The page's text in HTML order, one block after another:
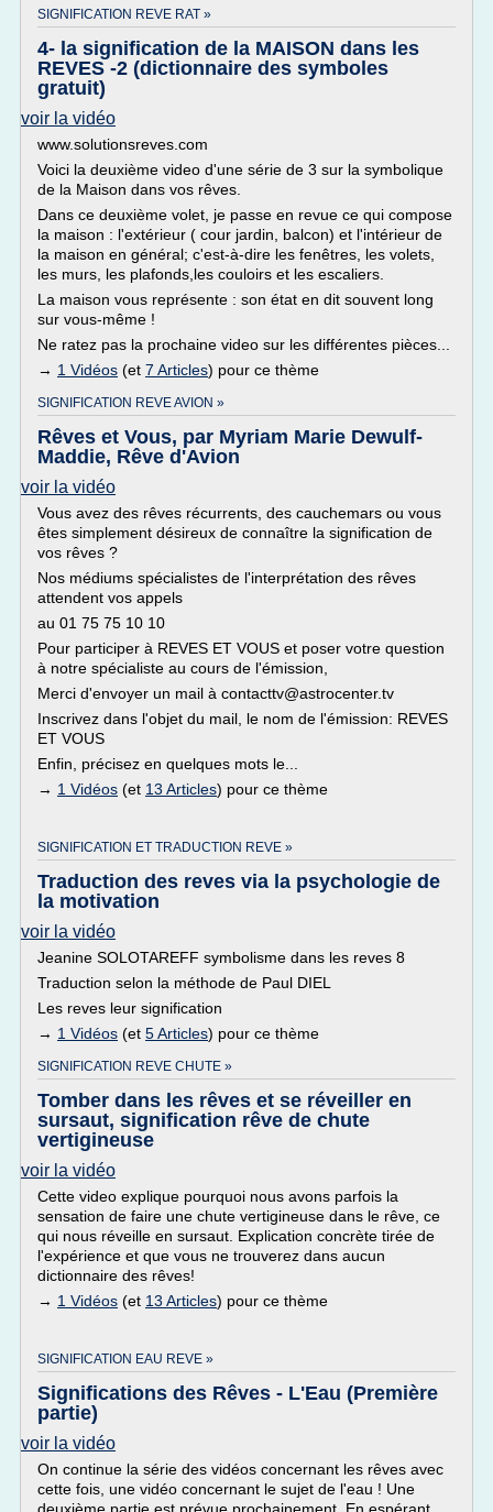
SIGNIFICATION REVE RAT »
4- la signification de la MAISON dans les
REVES -2 (dictionnaire des symboles
gratuit)
voir la vidéo
www.solutionsreves.com
Voici la deuxième video d'une série de 3 sur la symbolique
de la Maison dans vos rêves.
Dans ce deuxième volet, je passe en revue ce qui compose
la maison : l'extérieur ( cour jardin, balcon) et l'intérieur de
la maison en général; c'est-à-dire les fenêtres, les volets,
les murs, les plafonds,les couloirs et les escaliers.
La maison vous représente : son état en dit souvent long
sur vous-même !
Ne ratez pas la prochaine video sur les différentes pièces...
→ 1 Vidéos (et 7 Articles) pour ce thème
SIGNIFICATION REVE AVION »
Rêves et Vous, par Myriam Marie Dewulf-
Maddie, Rêve d'Avion
voir la vidéo
Vous avez des rêves récurrents, des cauchemars ou vous
êtes simplement désireux de connaître la signification de
vos rêves ?
Nos médiums spécialistes de l'interprétation des rêves
attendent vos appels
au 01 75 75 10 10
Pour participer à REVES ET VOUS et poser votre question
à notre spécialiste au cours de l'émission,
Merci d'envoyer un mail à contacttv@astrocenter.tv
Inscrivez dans l'objet du mail, le nom de l'émission: REVES
ET VOUS
Enfin, précisez en quelques mots le...
→ 1 Vidéos (et 13 Articles) pour ce thème
SIGNIFICATION ET TRADUCTION REVE »
Traduction des reves via la psychologie de
la motivation
voir la vidéo
Jeanine SOLOTAREFF symbolisme dans les reves 8
Traduction selon la méthode de Paul DIEL
Les reves leur signification
→ 1 Vidéos (et 5 Articles) pour ce thème
SIGNIFICATION REVE CHUTE »
Tomber dans les rêves et se réveiller en
sursaut, signification rêve de chute
vertigineuse
voir la vidéo
Cette video explique pourquoi nous avons parfois la
sensation de faire une chute vertigineuse dans le rêve, ce
qui nous réveille en sursaut. Explication concrète tirée de
l'expérience et que vous ne trouverez dans aucun
dictionnaire des rêves!
→ 1 Vidéos (et 13 Articles) pour ce thème
SIGNIFICATION EAU REVE »
Significations des Rêves - L'Eau (Première
partie)
voir la vidéo
On continue la série des vidéos concernant les rêves avec
cette fois, une vidéo concernant le sujet de l'eau ! Une